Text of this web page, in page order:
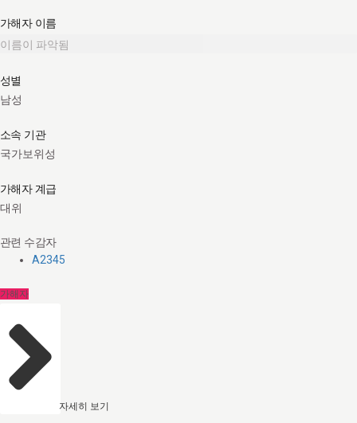
가해자 이름
이름이 파악됨
성별
남성
소속 기관
국가보위성
가해자 계급
대위
관련 수감자
A2345
가해자
자세히 보기